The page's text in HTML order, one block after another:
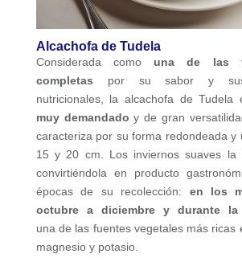
Alcachofa de Tudela
Considerada como una de las
completas por su sabor y sus
nutricionales, la alcachofa de
muy demandadoy de gran
caracteriza por su forma redondeada y
15 y 20 cm. Los inviernos suaves la
convirtiéndola en producto
épocas de su recolección: en los
octubre a diciembre y durante la
una de las fuentes vegetales más ricas
magnesio y potasio.